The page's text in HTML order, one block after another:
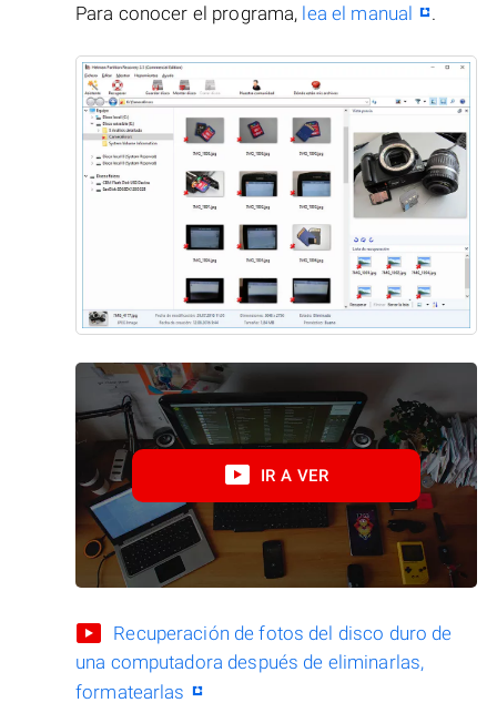
Para conocer el programa, lea el manual .
IR A VER
Recuperación de fotos del disco duro de
una computadora después de eliminarlas,
formatearlas